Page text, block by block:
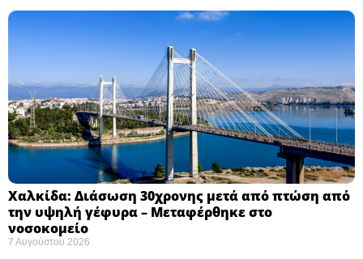
Χαλκίδα: Διάσωση 30χρονης μετά από πτώση από
την υψηλή γέφυρα – Μεταφέρθηκε στο
νοσοκομείο ​
7 Αυγούστου 2026